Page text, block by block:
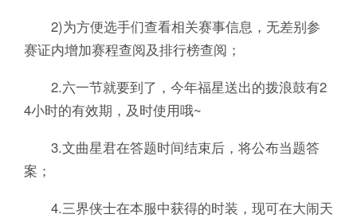
2)为方便选手们查看相关赛事信息，无差别参
赛证内增加赛程查阅及排行榜查阅；
2.六一节就要到了，今年福星送出的拨浪鼓有2
4小时的有效期，及时使用哦~
3.文曲星君在答题时间结束后，将公布当题答
案；
4.三界侠士在本服中获得的时装，现可在大闹天